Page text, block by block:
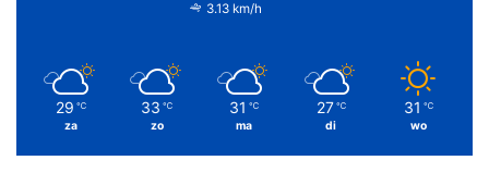
3.13 km/h
29 ℃
za
33 ℃
zo
31 ℃
ma
27 ℃
di
31 ℃
wo